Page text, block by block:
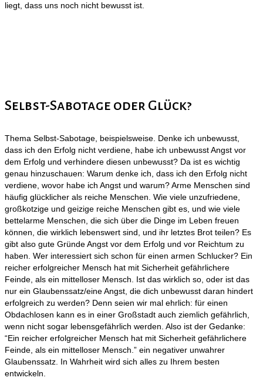
liegt, dass uns noch nicht bewusst ist.
Selbst-Sabotage oder Glück?
Thema Selbst-Sabotage, beispielsweise. Denke ich unbewusst,
dass ich den Erfolg nicht verdiene, habe ich unbewusst Angst vor
dem Erfolg und verhindere diesen unbewusst? Da ist es wichtig
genau hinzuschauen: Warum denke ich, dass ich den Erfolg nicht
verdiene, wovor habe ich Angst und warum? Arme Menschen sind
häufig glücklicher als reiche Menschen. Wie viele unzufriedene,
großkotzige und geizige reiche Menschen gibt es, und wie viele
bettelarme Menschen, die sich über die Dinge im Leben freuen
können, die wirklich lebenswert sind, und ihr letztes Brot teilen? Es
gibt also gute Gründe Angst vor dem Erfolg und vor Reichtum zu
haben. Wer interessiert sich schon für einen armen Schlucker? Ein
reicher erfolgreicher Mensch hat mit Sicherheit gefährlichere
Feinde, als ein mittelloser Mensch. Ist das wirklich so, oder ist das
nur ein Glaubenssatz/eine Angst, die dich unbewusst daran hindert
erfolgreich zu werden? Denn seien wir mal ehrlich: für einen
Obdachlosen kann es in einer Großstadt auch ziemlich gefährlich,
wenn nicht sogar lebensgefährlich werden. Also ist der Gedanke:
“Ein reicher erfolgreicher Mensch hat mit Sicherheit gefährlichere
Feinde, als ein mittelloser Mensch.” ein negativer unwahrer
Glaubenssatz. In Wahrheit wird sich alles zu Ihrem besten
entwickeln.